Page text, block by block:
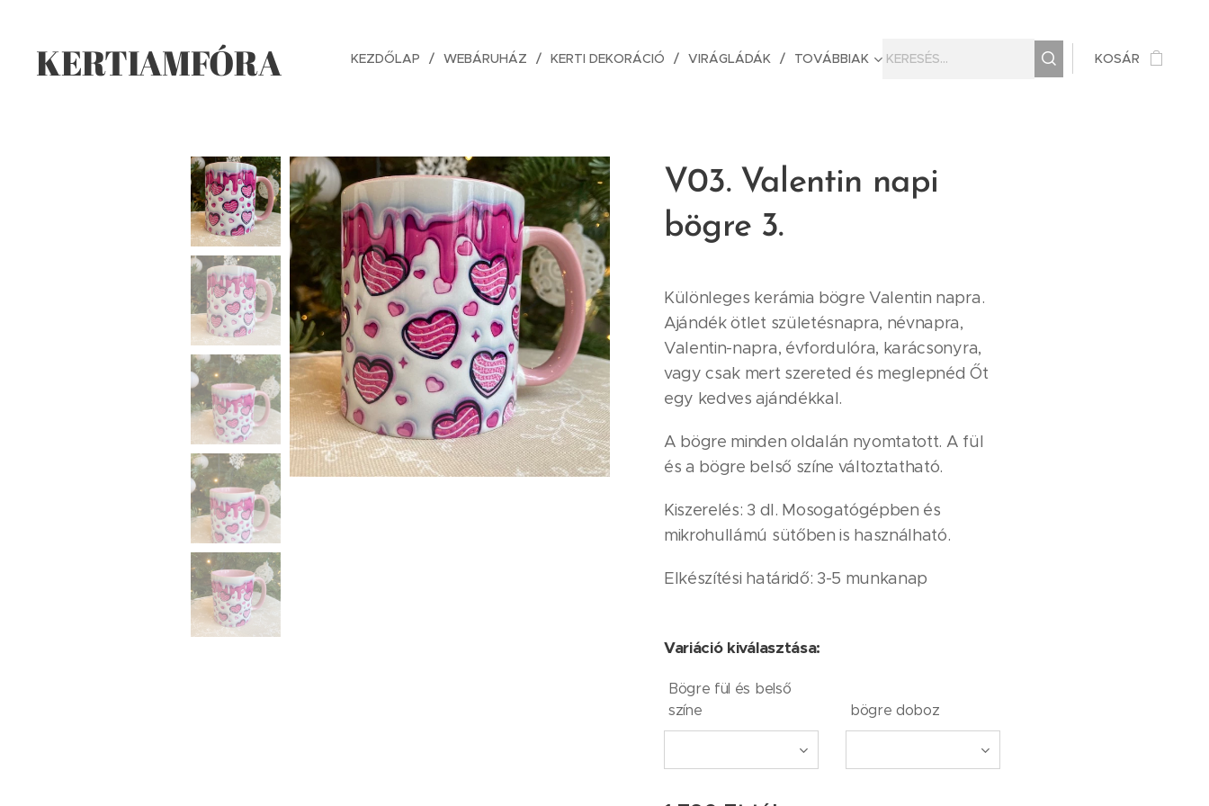
KERTIAMFÓRA KEZDŐLAP WEBÁRUHÁZ KERTI DEKORÁCIÓ VIRÁGLÁDÁK TOVÁBBIAK KOSÁR
V03. Valentin napi
bögre 3.
Különleges kerámia bögre Valentin napra.
Ajándék ötlet születésnapra, névnapra,
Valentin-napra, évfordulóra, karácsonyra,
vagy csak mert szereted és meglepnéd Őt
egy kedves ajándékkal.
A bögre minden oldalán nyomtatott. A fül
és a bögre belső színe változtatható.
Kiszerelés: 3 dl. Mosogatógépben és
mikrohullámú sütőben is használható.
Elkészítési határidő: 3-5 munkanap
Variáció kiválasztása:
Bögre fül és belső
színe
bögre doboz